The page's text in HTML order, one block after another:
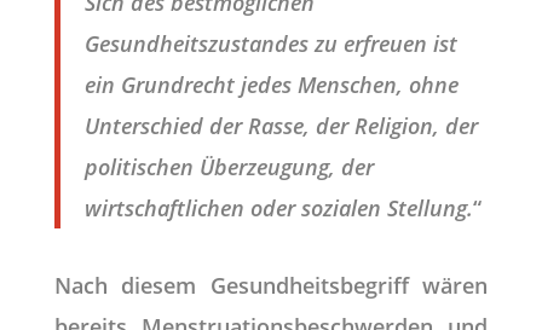
Gesundheitszustandes zu erfreuen ist
ein Grundrecht jedes Menschen, ohne
Unterschied der Rasse, der Religion, der
politischen Überzeugung, der
wirtschaftlichen oder sozialen Stellung.“
Nach diesem Gesundheitsbegriff wären